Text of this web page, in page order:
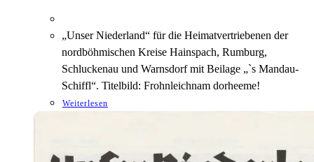
„Unser Niederland“ für die Heimatvertriebenen der
nordböhmischen Kreise Hainspach, Rumburg,
Schluckenau und Warnsdorf mit Beilage „`s Mandau-
Schiffl“. Titelbild: Frohnleichnam dorheeme!
Weiterlesen